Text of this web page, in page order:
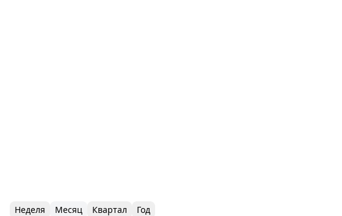
Неделя Месяц Квартал Год